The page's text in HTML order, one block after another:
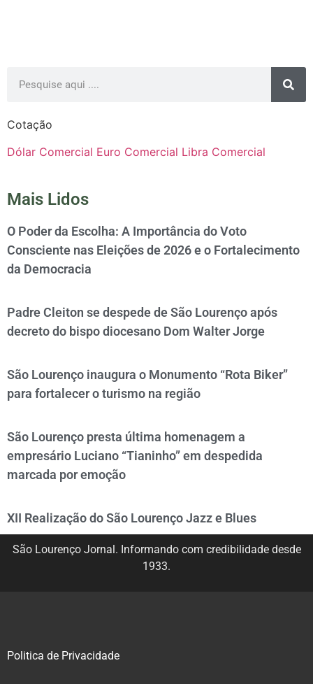
Cotação
Dólar Comercial Euro Comercial Libra Comercial
Mais Lidos
O Poder da Escolha: A Importância do Voto
Consciente nas Eleições de 2026 e o Fortalecimento
da Democracia
Padre Cleiton se despede de São Lourenço após
decreto do bispo diocesano Dom Walter Jorge
São Lourenço inaugura o Monumento “Rota Biker”
para fortalecer o turismo na região
São Lourenço presta última homenagem a
empresário Luciano “Tianinho” em despedida
marcada por emoção
XII Realização do São Lourenço Jazz e Blues
São Lourenço Jornal. Informando com credibilidade desde
1933.
Politica de Privacidade